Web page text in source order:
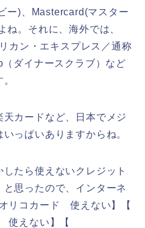
ー)、Mastercard(マスター
ね。それに、海外では、
カン・エキスプレス／通称
ダイナースクラブ）など
カードなど、日本でメジ
っぱいありますからね。
たら使えないクレジット
思ったので、インターネ
リコカード 使えない】【
えない】【